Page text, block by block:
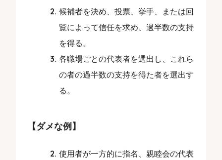
候補者を決め、投票、挙手、または回
覧によって信任を求め、過半数の支持
を得る。
各職場ごとの代表者を選出し、これら
の者の過半数の支持を得た者を選出す
る。
【ダメな例】
使用者が一方的に指名、親睦会の代表